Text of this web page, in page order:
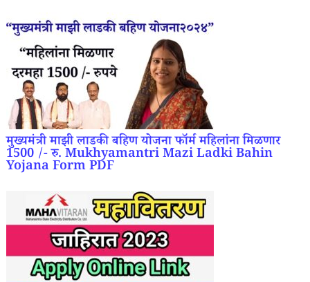
मुख्यमंत्री माझी लाडकी बहिण योजना फॉर्म महिलांना मिळणार
1500 /- रु. Mukhyamantri Mazi Ladki Bahin
Yojana Form PDF